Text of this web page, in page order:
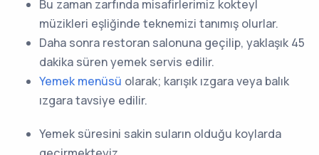
Bu zaman zarfında misafirlerimiz kokteyl
müzikleri eşliğinde teknemizi tanımış olurlar.
Daha sonra restoran salonuna geçilip, yaklaşık 45
dakika süren yemek servis edilir.
Yemek menüsü olarak; karışık ızgara veya balık
ızgara tavsiye edilir.
Yemek süresini sakin suların olduğu koylarda